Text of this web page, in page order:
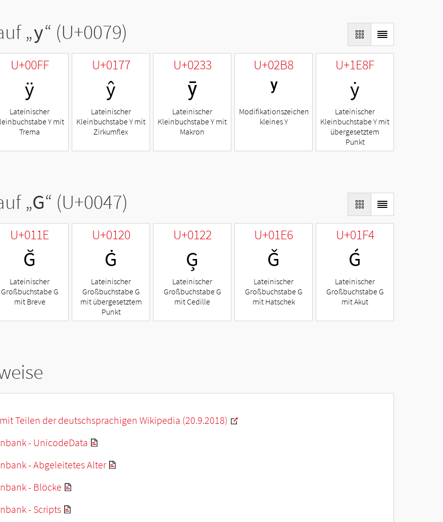
„y“ (U+0079)
U+00FF
ÿ
Lateinischer
Y mit
Trema
U+0177
ŷ
Lateinischer
Kleinbuchstabe Y mit
Zirkumflex
U+0233
ȳ
Lateinischer
Kleinbuchstabe Y mit
Makron
U+02B8
ʸ
Modifikationszeichen
kleines Y
U+1E8F
ẏ
Lateinischer
Kleinbuchstabe Y mit
übergesetztem
Punkt
„G“ (U+0047)
U+011E
Ğ
Lateinischer
Großbuchstabe G
mit Breve
U+0120
Ġ
Lateinischer
Großbuchstabe G
mit übergesetztem
Punkt
U+0122
Ģ
Lateinischer
Großbuchstabe G
mit Cedille
U+01E6
Ǧ
Lateinischer
Großbuchstabe G
mit Hatschek
U+01F4
Ǵ
Lateinischer
Großbuchstabe G
mit Akut
Teilen der deutschsprachigen Wikipedia (20.9.2018)
- UnicodeData
- Abgeleitetes Alter
- Blöcke
- Scripts